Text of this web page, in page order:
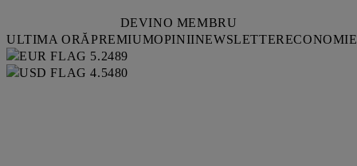
DEVINO MEMBRU
ULTIMA ORĂPREMIUMOPINIINEWSLETTERECONOMIE
5.2489
4.5480